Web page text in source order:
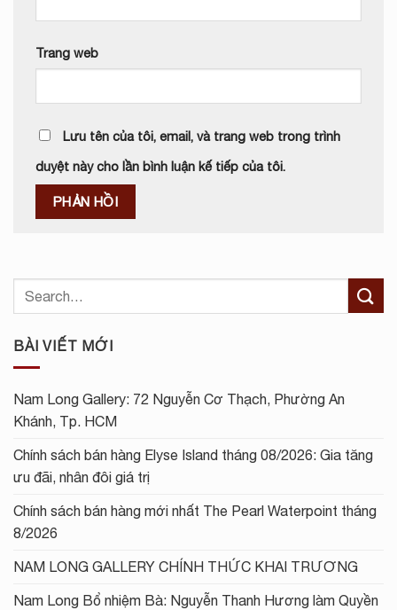
Trang web
Lưu tên của tôi, email, và trang web trong trình
duyệt này cho lần bình luận kế tiếp của tôi.
BÀI VIẾT MỚI
Nam Long Gallery: 72 Nguyễn Cơ Thạch, Phường An
Khánh, Tp. HCM
Chính sách bán hàng Elyse Island tháng 08/2026: Gia tăng
ưu đãi, nhân đôi giá trị
Chính sách bán hàng mới nhất The Pearl Waterpoint tháng
8/2026
NAM LONG GALLERY CHÍNH THỨC KHAI TRƯƠNG
Nam Long Bổ nhiệm Bà: Nguyễn Thanh Hương làm Quyền